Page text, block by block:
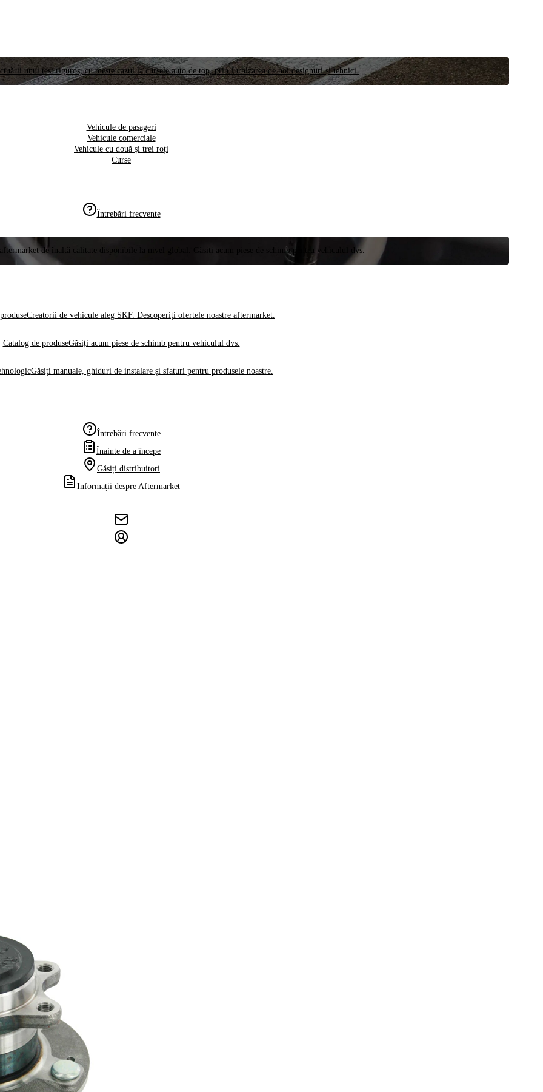
unui test riguros, cu meste cazul la cursele auto de top, prin furnizarea de noi designuri și tehnici.
Vehicule de pasageri
Vehicule comerciale
Vehicule cu două și trei roți
Curse
Întrebări frecvente
de înaltă calitate disponibile la nivel global. Găsiți acum piese de schimb pentru vehiculul dvs.
Creatorii de vehicule aleg SKF. Descoperiți ofertele noastre aftermarket.
Catalog de produseGăsiți acum piese de schimb pentru vehiculul dvs.
Găsiți manuale, ghiduri de instalare și sfaturi pentru produsele noastre.
Întrebări frecvente
Înainte de a începe
Găsiți distribuitori
Informații despre Aftermarket